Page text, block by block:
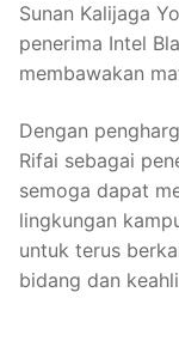
Sunan Kalijaga
penerima Intel
membawakan
Dengan
Rifai sebagai
semoga dapat
lingkungan
untuk terus
bidang dan